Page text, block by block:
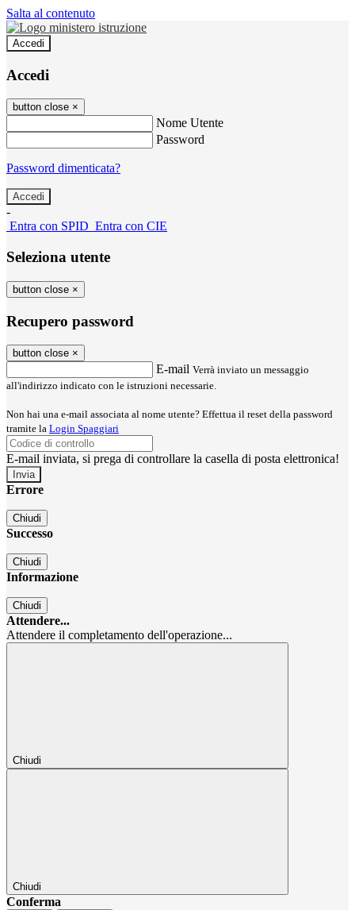
Salta al contenuto
Accedi
Accedi
button close ×
Nome Utente
Password
Password dimenticata?
-
Entra con SPID Entra con CIE
Seleziona utente
button close ×
Recupero password
button close ×
E-mail Verrà inviato un messaggio
all'indirizzo indicato con le istruzioni necessarie.
Non hai una e-mail associata al nome utente? Effettua il reset della password
tramite la Login Spaggiari
E-mail inviata, si prega di controllare la casella di posta elettronica!
Errore
Chiudi
Successo
Chiudi
Informazione
Chiudi
Attendere...
Attendere il completamento dell'operazione...
Chiudi
Chiudi
Conferma